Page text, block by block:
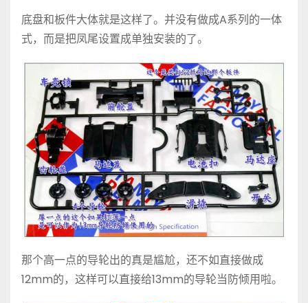
底盘和板件大体就是这样了。并没有做成A系列的一体
式，而是把凤尾设置成单独安装的了。
那个高一点的导轮出的真是尴尬，还不如直接做成
12mm的，这样可以直接给13mm的导轮当防倾用啦。